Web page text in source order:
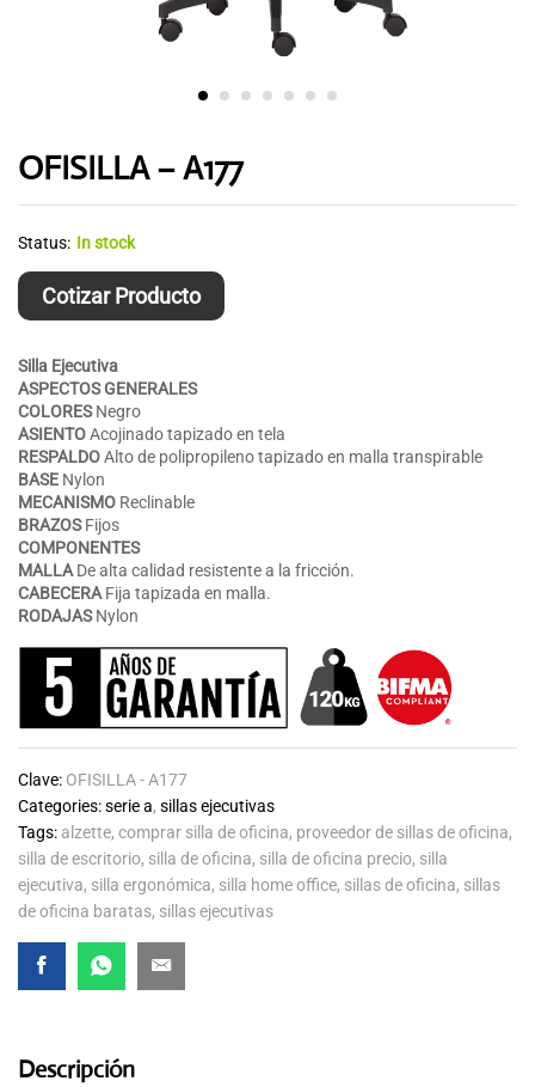
OFISILLA – A177
Status: In stock
Cotizar Producto
Silla Ejecutiva
ASPECTOS GENERALES
COLORESNegro
ASIENTOAcojinado tapizado en tela
RESPALDOAlto de polipropileno tapizado en malla transpirable
BASE Nylon
MECANISMO Reclinable
BRAZOSFijos
COMPONENTES
MALLA De alta calidad resistente a la fricción.
CABECERA Fija tapizada en malla.
RODAJASNylon
Clave: OFISILLA - A177
Categories:serie a, sillas ejecutivas
Tags: alzette, comprar silla de oficina, proveedor de sillas de oficina,
silla de escritorio, silla de oficina, silla de oficina precio, silla
ejecutiva, silla ergonómica, silla home office, sillas de oficina, sillas
de oficina baratas, sillas ejecutivas
Descripción